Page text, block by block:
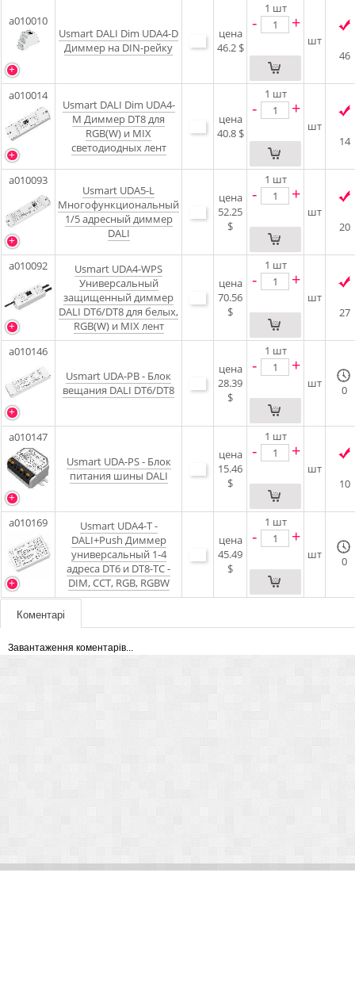
a010010
Usmart DALI Dim UDA4-D
Диммер на DIN-рейку
цена
46.2 $
1 шт
- +
шт
46
a010014
Usmart DALI Dim UDA4-
M Диммер DT8 для
RGB(W) и MIX
светодиодных лент
цена
40.8 $
1 шт
- +
шт
14
a010093
Usmart UDA5-L
Многофункциональный
1/5 адресный диммер
DALI
цена
52.25
$
1 шт
- +
шт
20
a010092
Usmart UDA4-WPS
Универсальный
защищенный диммер
DALI DT6/DT8 для белых,
RGB(W) и MIX лент
цена
70.56
$
1 шт
- +
шт
27
a010146
Usmart UDA-PB - Блок
вещания DALI DT6/DT8
цена
28.39
$
1 шт
- +
шт 0
a010147
Usmart UDA-PS - Блок
питания шины DALI
цена
15.46
$
1 шт
- +
шт
10
a010169
Usmart UDA4-T -
DALI+Push Диммер
универсальный 1-4
адреса DT6 и DT8-TC -
DIM, CCT, RGB, RGBW
цена
45.49
$
1 шт
- +
шт 0
Коментарі
Завантаження коментарів...